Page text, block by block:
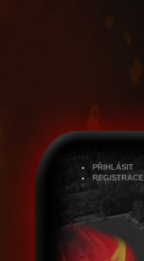
PŘIHLÁSIT
REGISTRACE